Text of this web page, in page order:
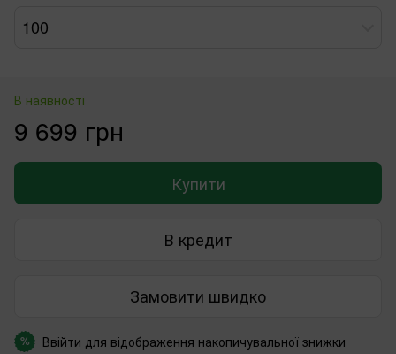
100
В наявності
9 699 грн
Купити
В кредит
Замовити швидко
% Ввійти для відображення накопичувальної знижки